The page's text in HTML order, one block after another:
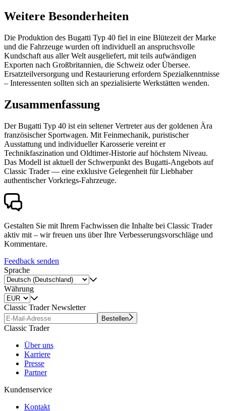
Weitere Besonderheiten
Die Produktion des Bugatti Typ 40 fiel in eine Blütezeit der Marke
und die Fahrzeuge wurden oft individuell an anspruchsvolle
Kundschaft aus aller Welt ausgeliefert, mit teils aufwändigen
Exporten nach Großbritannien, die Schweiz oder Übersee.
Ersatzteilversorgung und Restaurierung erfordern Spezialkenntnisse
– Interessenten sollten sich an spezialisierte Werkstätten wenden.
Zusammenfassung
Der Bugatti Typ 40 ist ein seltener Vertreter aus der goldenen Ära
französischer Sportwagen. Mit Feinmechanik, puristischer
Ausstattung und individueller Karosserie vereint er
Technikfaszination und Oldtimer-Historie auf höchstem Niveau.
Das Modell ist aktuell der Schwerpunkt des Bugatti-Angebots auf
Classic Trader — eine exklusive Gelegenheit für Liebhaber
authentischer Vorkriegs-Fahrzeuge.
Gestalten Sie mit Ihrem Fachwissen die Inhalte bei Classic Trader
aktiv mit – wir freuen uns über Ihre Verbesserungsvorschläge und
Kommentare.
Feedback senden
Sprache
Währung
Classic Trader Newsletter
Bestellen
Classic Trader
Über uns
Karriere
Presse
Partner
Kundenservice
Kontakt